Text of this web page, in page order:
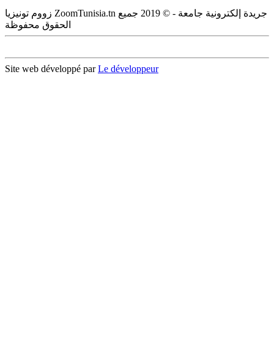
زووم تونيزيا ZoomTunisia.tn جريدة إلكترونية جامعة - © 2019 جميع
الحقوق محفوظة
Site web développé parLe développeur